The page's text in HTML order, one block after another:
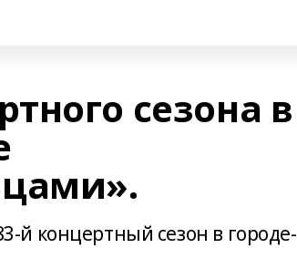
сезона в
й концертный сезон в городе-